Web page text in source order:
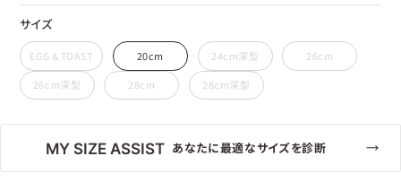
サイズ
20cm 24cm深型 26cm
28cm
26cm深型 28cm深型
EGG & TOAST
MY SIZE ASSIST あなたに最適なサイズを診断